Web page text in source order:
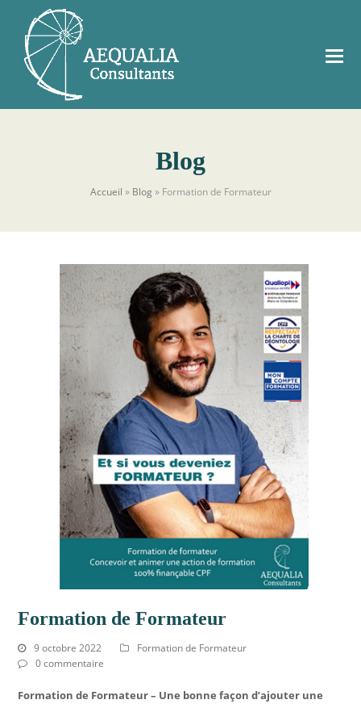
Blog
Accueil » Blog » Formation de Formateur
Formation de Formateur
9 octobre 2022
Formation de Formateur
0 commentaire
Formation de Formateur – Une bonne façon d’ajouter une